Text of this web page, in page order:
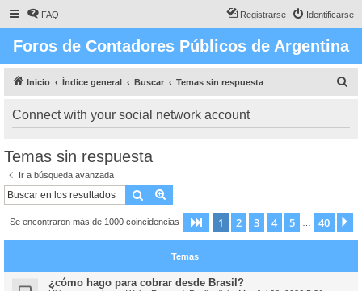
FAQ Identificarse
Registrarse
Foros de Contadores Públicos de Argentina
Inicio Índice general Buscar Temas sin respuesta
Connect with your social network account
Temas sin respuesta
Ir a búsqueda avanzada
Buscar
Se encontraron más de 1000 coincidencias Página de 40
1 2 3 4 5 40
Temas
¿cómo hago para cobrar desde Brasil?